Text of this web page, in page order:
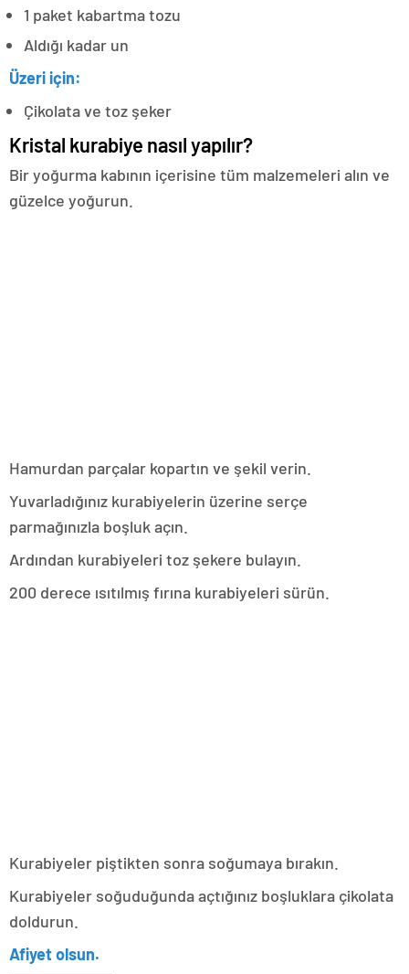
1 paket kabartma tozu
Aldığı kadar un
Üzeri için:
Çikolata ve toz şeker
Kristal kurabiye nasıl yapılır?
Bir yoğurma kabının içerisine tüm malzemeleri alın ve
güzelce yoğurun.
Hamurdan parçalar kopartın ve şekil verin.
Yuvarladığınız kurabiyelerin üzerine serçe
parmağınızla boşluk açın.
Ardından kurabiyeleri toz şekere bulayın.
200 derece ısıtılmış fırına kurabiyeleri sürün.
Kurabiyeler piştikten sonra soğumaya bırakın.
Kurabiyeler soğuduğunda açtığınız boşluklara çikolata
doldurun.
Afiyet olsun.